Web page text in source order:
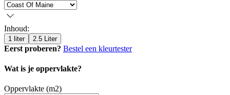
Inhoud:
1 liter 2.5 Liter
Eerst proberen? Bestel een kleurtester
Wat is je oppervlakte?
Oppervlakte (m2)